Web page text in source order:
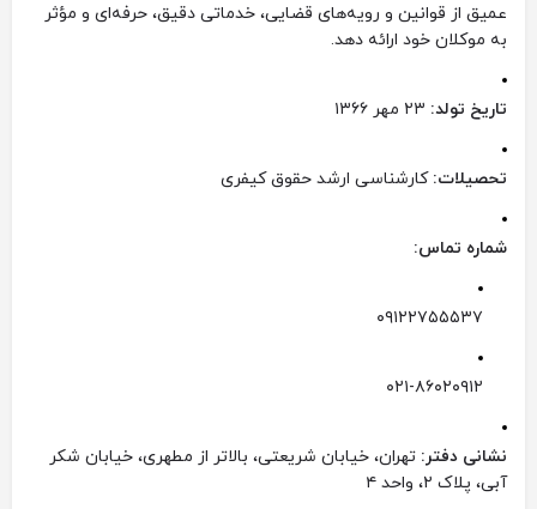
عمیق از قوانین و رویه‌های قضایی، خدماتی دقیق، حرفه‌ای و مؤثر
به موکلان خود ارائه دهد.
تاریخ تولد:
تحصیلات: کارشناسی ارشد حقوق کیفری
شماره تماس:
۰۹۱۲۲۷۵۵۵۳۷
۰۲۱-۸۶۰۲۰۹۱۲
نشانی دفتر: تهران، خیابان شریعتی، بالاتر از مطهری، خیابان شکر
آبی، پلاک ۲، واحد ۴